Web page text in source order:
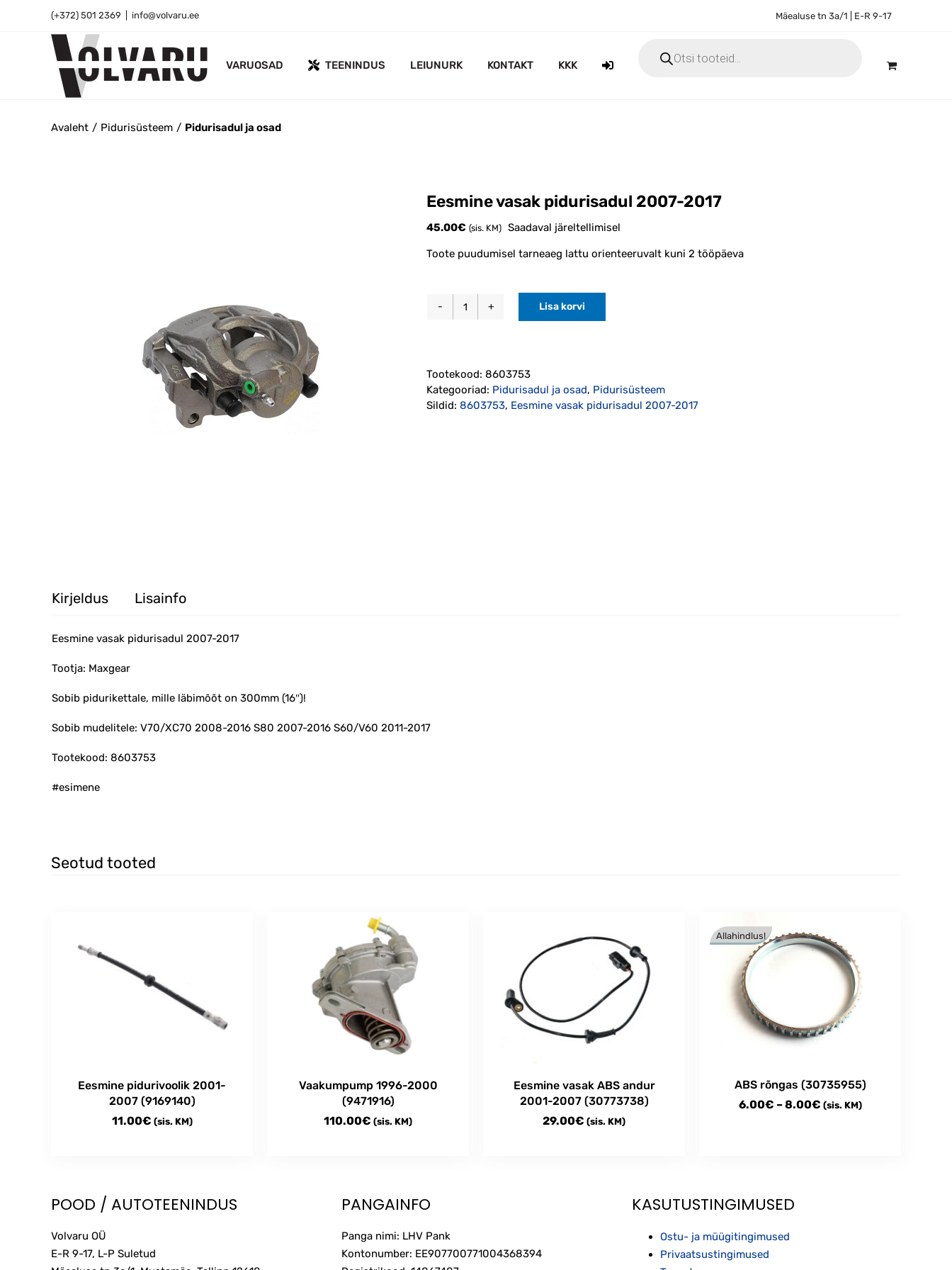
(+372) 501 2369 info@volvaru.ee Mäealuse tn 3a/1 | E-R 9-17
VARUOSAD TEENINDUS LEIUNURK KONTAKT KKK
search
Avaleht Pidurisüsteem Pidurisadul ja osad
Eesmine vasak pidurisadul 2007-2017
45.00€ (sis. KM) Saadaval järeltellimisel
Toote puudumisel tarneaeg lattu orienteeruvalt kuni 2 tööpäeva
Eesmine
2017
kogus
Lisa korvi
Tootekood: 8603753
Kategooriad: Pidurisadul ja osad, Pidurisüsteem
Sildid: 8603753, Eesmine vasak pidurisadul 2007-2017
Kirjeldus Lisainfo
Eesmine vasak pidurisadul 2007-2017
Tootja: Maxgear
Sobib pidurikettale, mille läbimõõt on 300mm (16″)!
Sobib mudelitele: V70/XC70 2008-2016 S80 2007-2016 S60/V60 2011-2017
Tootekood: 8603753
#esimene
Seotud tooted
Eesmine pidurivoolik 2001-
2007 (9169140)
11.00€ (sis. KM)
Vaakumpump 1996-2000
(9471916)
110.00€ (sis. KM)
Eesmine vasak ABS andur
2001-2007 (30773738)
29.00€ (sis. KM)
Allahindlus!
ABS rõngas (30735955)
6.00€ –8.00€Price
(sis. KM)
variants.
options
may
POOD / AUTOTEENINDUS
Volvaru OÜ
E-R 9-17, L-P Suletud
PANGAINFO
Panga nimi: LHV Pank
Kontonumber: EE907700771004368394
KASUTUSTINGIMUSED
Ostu- ja müügitingimused
Privaatsustingimused